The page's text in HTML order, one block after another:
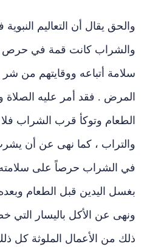
والحق يقال أن التعاليم
والشراب كانت قمة في حرص
سلامة أتباعه ووقايتهم من
المرض . فقد أمر عليه الصلاة
الطعام وتوكأ قرب الشراب
والتراب ، كما نهى عن أن
في الشراب حرصاً على سلامته
بغسل اليدين قبل الطعام وبعده
ونهى عن الأكل باليسار التي
ذلك من الأعمال الملوثة كل